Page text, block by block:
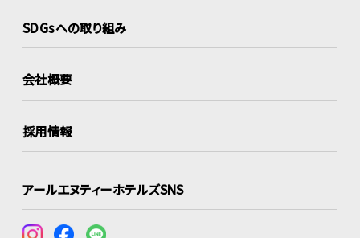
SDGsへの取り組み
会社概要
採用情報
アールエヌティーホテルズSNS